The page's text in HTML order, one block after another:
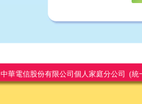
中華電信股份有限公司個人家庭分公司 (統